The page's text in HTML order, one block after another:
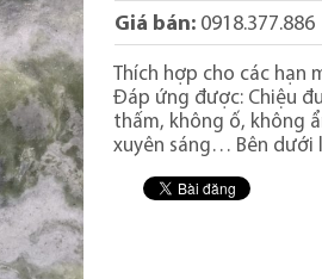
Giá bán:0918.377.886
Thích hợp cho các
Đáp ứng được: Chiệu
thấm, không ố, không
xuyên sáng… Bên